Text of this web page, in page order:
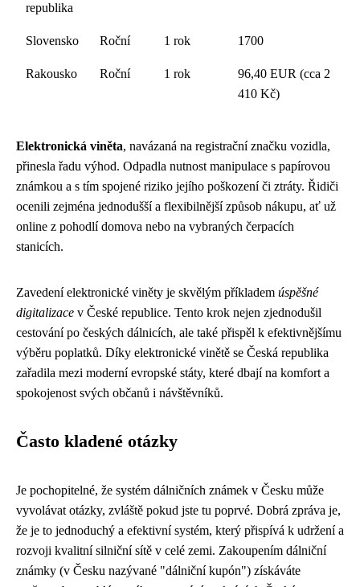
republika
Slovensko Roční 1 rok 1700
Rakousko Roční 1 rok
96,40 EUR (cca 2
410 Kč)
Elektronická viněta, navázaná na registrační značku vozidla,
přinesla řadu výhod. Odpadla nutnost manipulace s papírovou
známkou a s tím spojené riziko jejího poškození či ztráty. Řidiči
ocenili zejména jednodušší a flexibilnější způsob nákupu, ať už
online z pohodlí domova nebo na vybraných čerpacích
stanicích.
Zavedení elektronické viněty je skvělým příkladem úspěšné
digitalizace v České republice. Tento krok nejen zjednodušil
cestování po českých dálnicích, ale také přispěl k efektivnějšímu
výběru poplatků. Díky elektronické vinětě se Česká republika
zařadila mezi moderní evropské státy, které dbají na komfort a
spokojenost svých občanů i návštěvníků.
Často kladené otázky
Je pochopitelné, že systém dálničních známek v Česku může
vyvolávat otázky, zvláště pokud jste tu poprvé. Dobrá zpráva je,
že je to jednoduchý a efektivní systém, který přispívá k udržení a
rozvoji kvalitní silniční sítě v celé zemi. Zakoupením dálniční
známky (v Česku nazývané "dálniční kupón") získáváte